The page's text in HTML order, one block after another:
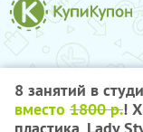
8 занятий в
вместо 1800 р.!